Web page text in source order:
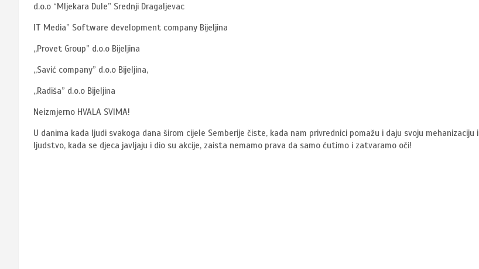
d.o.o “Mljekara Dule” Srednji Dragaljevac
IT Media” Software development company Bijeljina
,,Provet Group” d.o.o Bijeljina
,,Savić company” d.o.o Bijeljina,
,,Radiša” d.o.o Bijeljina
Neizmjerno HVALA SVIMA!
U danima kada ljudi svakoga dana širom cijele Semberije čiste, kada nam privrednici pomažu i daju svoju mehanizaciju i
ljudstvo, kada se djeca javljaju i dio su akcije, zaista nemamo prava da samo ćutimo i zatvaramo oči!